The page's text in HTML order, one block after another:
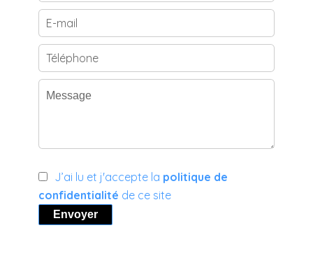
J’ai lu et j'accepte la politique de
confidentialité de ce site
Envoyer